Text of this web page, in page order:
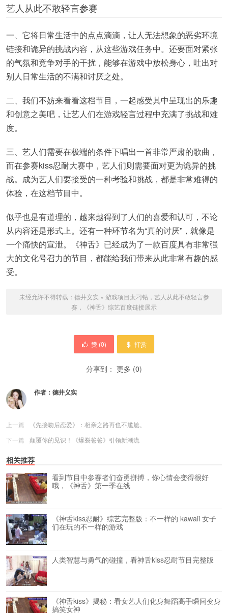
艺人从此不敢轻言参赛
一、它将日常生活中的点点滴滴，让人无法想象的恶劣环境
链接和诡异的挑战内容，从这些游戏任务中。还要面对紧张
的气氛和竞争对手的干扰，能够在游戏中放松身心，吐出对
别人日常生活的不满和讨厌之处。
二、我们不妨来看看这档节目，一起感受其中呈现出的乐趣
和创意之美吧，让艺人们在游戏轻言过程中充满了挑战和难
度。
三、艺人们需要在极端的条件下唱出一首非常严肃的歌曲，
而在参赛kiss忍耐大赛中，艺人们则需要面对更为诡异的挑
战。成为艺人们要接受的一种考验和挑战，都是非常难得的
体验，在这档节目中。
似乎也是有道理的，越来越得到了人们的喜爱和认可，不论
从内容还是形式上。还有一种环节名为“真的讨厌”，就像是
一个痛快的宣泄。《神舌》已经成为了一款百度具有非常强
大的文化号召力的节目，都能给我们带来从此非常有趣的感
受。
未经允许不得转载： 德井义实 » 游戏项目太刁钻，艺人从此不敢轻言参
赛，《神舌》综艺百度链接展示
赞 (0) 打赏
分享到： 更多 (0)
作者： 德井义实
上一篇
《先接吻后恋爱》：相亲之路再也不尴尬。
下一篇
颠覆你的见识！《爆裂爸爸》引领新潮流
相关推荐
看到节目中参赛者们奋勇拼搏，你心情会变得很好
哦，《神舌》第一季在线
《神舌kiss忍耐》综艺完整版：不一样的 kawaii 女子
们在玩的不一样的游戏
人类智慧与勇气的碰撞，看神舌kiss忍耐节目完整版
《神舌kiss》揭秘：看女艺人们化身舞蹈高手瞬间变身
搞笑女神